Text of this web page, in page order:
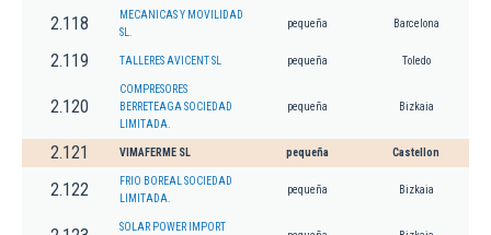
2.118
MECANICAS Y MOVILIDAD
SL.
pequeña Barcelona
2.119 TALLERES AVICENT SL pequeña Toledo
2.120
COMPRESORES
BERRETEAGA SOCIEDAD
LIMITADA.
pequeña Bizkaia
2.121 VIMAFERME SL pequeña Castellon
2.122
FRIO BOREAL SOCIEDAD
LIMITADA.
pequeña Bizkaia
SOLAR POWER IMPORT